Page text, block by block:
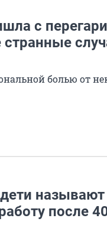
с
болью от
называют
после